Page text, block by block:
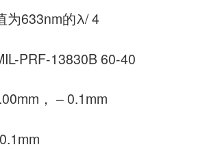
为633nm的λ/ 4
PRF-13830B 60-40
， – 0.1mm